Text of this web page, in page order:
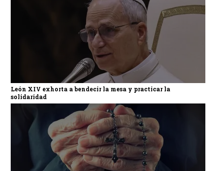
León XIV exhorta a bendecir la mesa y practicar la
solidaridad